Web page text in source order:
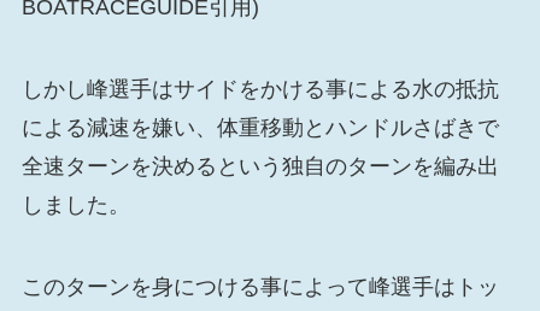
BOATRACEGUIDE引用)
しかし峰選手はサイドをかける事による水の抵抗
による減速を嫌い、体重移動とハンドルさばきで
全速ターンを決めるという独自のターンを編み出
しました。
このターンを身につける事によって峰選手はトッ